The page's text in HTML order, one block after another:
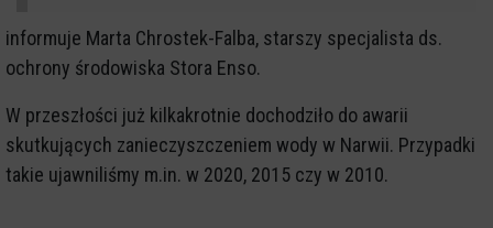
informuje Marta Chrostek-Falba, starszy specjalista ds.
ochrony środowiska Stora Enso.
W przeszłości już kilkakrotnie dochodziło do awarii
skutkujących zanieczyszczeniem wody w Narwii. Przypadki
takie ujawniliśmy m.in. w 2020, 2015 czy w 2010.